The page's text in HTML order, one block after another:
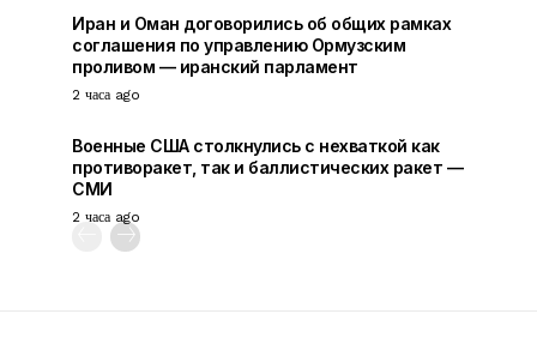
Иран и Оман договорились об общих рамках
соглашения по управлению Ормузским
проливом — иранский парламент
2 часа ago
Военные США столкнулись с нехваткой как
противоракет, так и баллистических ракет —
СМИ
2 часа ago